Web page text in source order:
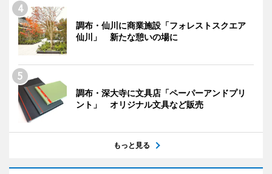
調布・仙川に商業施設「フォレストスクエア
仙川」 新たな憩いの場に
調布・深大寺に文具店「ペーパーアンドプリ
ント」 オリジナル文具など販売
もっと見る